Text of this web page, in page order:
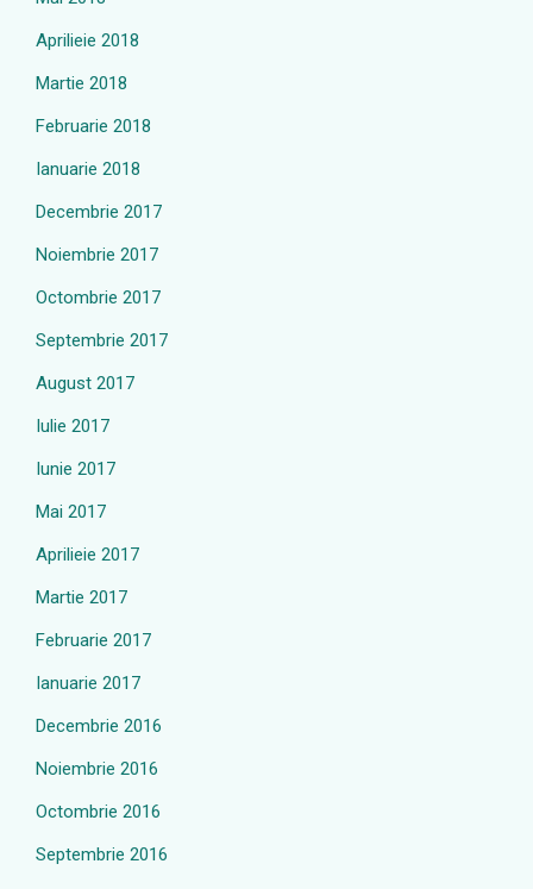
Aprilieie 2018
Martie 2018
Februarie 2018
Ianuarie 2018
Decembrie 2017
Noiembrie 2017
Octombrie 2017
Septembrie 2017
August 2017
Iulie 2017
Iunie 2017
Mai 2017
Aprilieie 2017
Martie 2017
Februarie 2017
Ianuarie 2017
Decembrie 2016
Noiembrie 2016
Octombrie 2016
Septembrie 2016